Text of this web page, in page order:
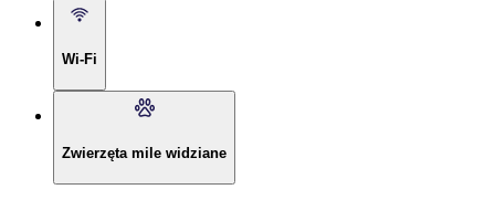
Wi-Fi
Zwierzęta mile widziane